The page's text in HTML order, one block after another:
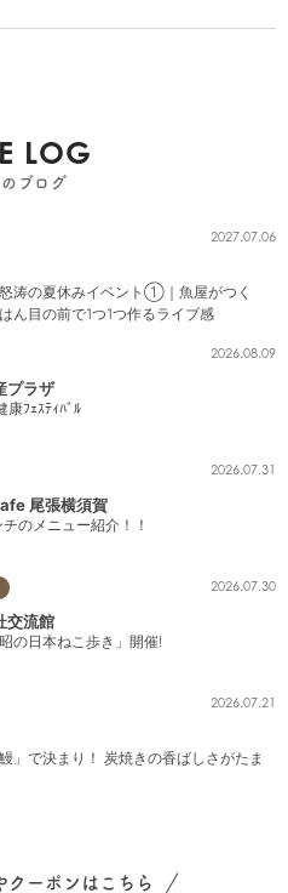
LOG
ブログ
2027.07.06
怒涛の夏休みイベント①｜魚屋がつく
ん目の前で1つ1つ作るライブ感
2026.08.09
プラザ
康ﾌｪｽﾃｨﾊﾞﾙ
2026.07.31
尾張横須賀
のメニュー紹介！！
2026.07.30
交流館
の日本ねこ歩き」開催!
2026.07.21
」で決まり！ 炭焼きの香ばしさがたま
クーポンはこちら